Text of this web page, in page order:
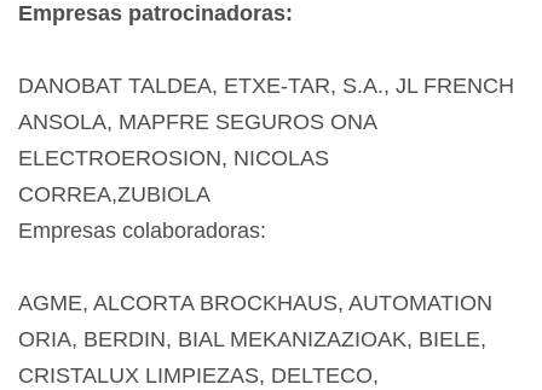
Empresas patrocinadoras:
DANOBAT TALDEA, ETXE-TAR, S.A., JL FRENCH
ANSOLA, MAPFRE SEGUROS ONA
ELECTROEROSION, NICOLAS
CORREA,ZUBIOLA
Empresas colaboradoras:
AGME, ALCORTA BROCKHAUS, AUTOMATION
ORIA, BERDIN, BIAL MEKANIZAZIOAK, BIELE,
CRISTALUX LIMPIEZAS, DELTECO,